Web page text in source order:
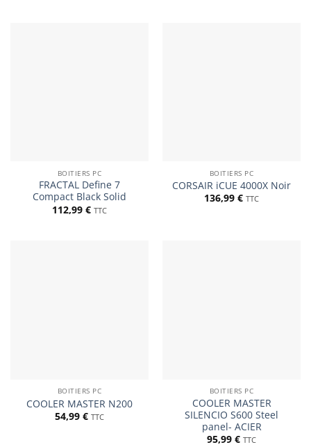
BOITIERS PC
FRACTAL Define 7
Compact Black Solid
112,99 € TTC
BOITIERS PC
CORSAIR iCUE 4000X Noir
136,99 € TTC
BOITIERS PC
COOLER MASTER N200
54,99 € TTC
BOITIERS PC
COOLER MASTER
SILENCIO S600 Steel
panel- ACIER
95,99 € TTC